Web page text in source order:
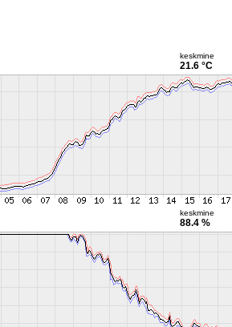
keskmine
21.6 °C
keskmine
88.4 %